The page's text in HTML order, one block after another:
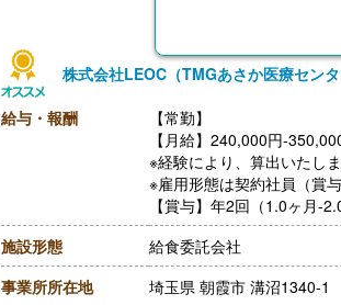
株式会社LEOC（TMGあさか医療セン
給与・報酬
【常勤】
【月給】240,000円-
※経験により、算出いたしま
※雇用形態は契約社員（賞
【賞与】年2回（1.0ヶ月-
【通勤手当】あり（上限な
【昇給】あり（年1回）
【退職金】あり※勤続10年
施設形態
給食委託会社
事業所所在地
埼玉県 朝霞市 溝沼1340-1